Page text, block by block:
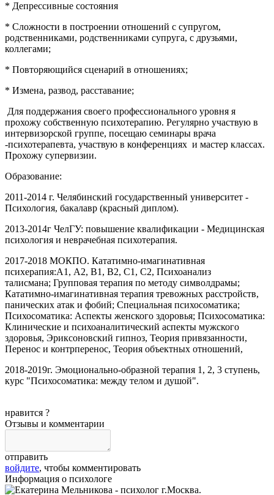
* Депрессивные состояния
* Сложности в построении отношений с супругом,
родственниками, родственниками супруга, с друзьями,
коллегами;
* Повторяющийся сценарий в отношениях;
* Измена, развод, расставание;
Для поддержания своего профессионального уровня я
прохожу собственную психотерапию. Регулярно участвую в
интервизорской группе, посещаю семинары врача
-психотерапевта, участвую в конференциях и мастер классах.
Прохожу супервизии.
Образование:
2011-2014 г. Челябинский государственный университет -
Психология, бакалавр (красный диплом).
2013-2014г ЧелГУ: повышение квалификации - Медицинская
психология и неврачебная психотерапия.
2017-2018 МОКПО. Кататимно-имагинативная
психерапия:А1, А2, В1, В2, С1, С2, Психоанализ
талисмана; Групповая терапия по методу символдрамы;
Кататимно-имагинативная терапия тревожных расстройств,
панических атак и фобий; Специальная психосоматика;
Психосоматика: Аспекты женского здоровья; Психосоматика:
Клинические и психоаналитический аспекты мужского
здоровья, Эриксоновский гипноз, Теория привязанности,
Перенос и контрперенос, Теория объектных отношений,
2018-2019г. Эмоционально-образной терапия 1, 2, 3 ступень,
курс "Психосоматика: между телом и душой".
нравится ?
Отзывы и комментарии
отправить
войдите, чтобы комментировать
Информация о психологе